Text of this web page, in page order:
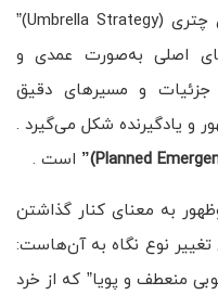
فضایی، سازمان‌ها نیازمند “استراتژی چتری (Umbrella Strategy)”
اصلی به‌صورت عمدی و
جزئیات و مسیرهای دقیق
و یادگیرنده شکل می‌گیرد .
است .
به معنای کنار گذاشتن
تغییر نوع نگاه به آن‌هاست:
منعطف و پویا” که از خرد